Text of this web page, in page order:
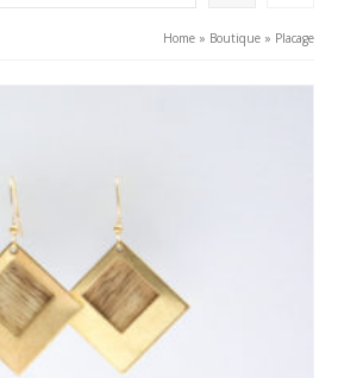
Home » Boutique » Placage